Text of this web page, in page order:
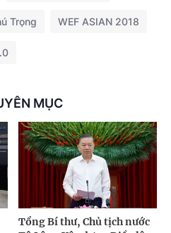
Trọng WEF ASIAN 2018
MỤC
Tổng Bí thư, Chủ tịch nước